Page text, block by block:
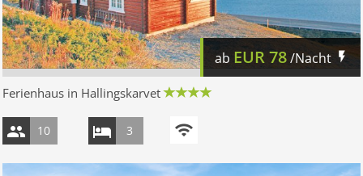
ab EUR78/Nacht
Ferienhaus in Hallingskarvet
10 3